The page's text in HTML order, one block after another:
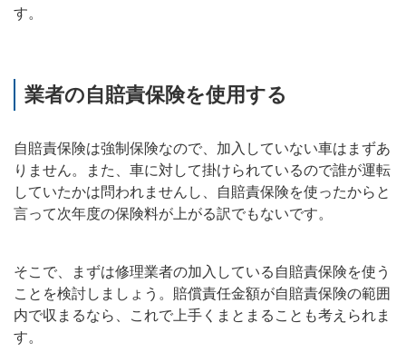
す。
業者の自賠責保険を使用する
自賠責保険は強制保険なので、加入していない車はまずあ
りません。また、車に対して掛けられているので誰が運転
していたかは問われませんし、自賠責保険を使ったからと
言って次年度の保険料が上がる訳でもないです。
そこで、まずは修理業者の加入している自賠責保険を使う
ことを検討しましょう。賠償責任金額が自賠責保険の範囲
内で収まるなら、これで上手くまとまることも考えられま
す。